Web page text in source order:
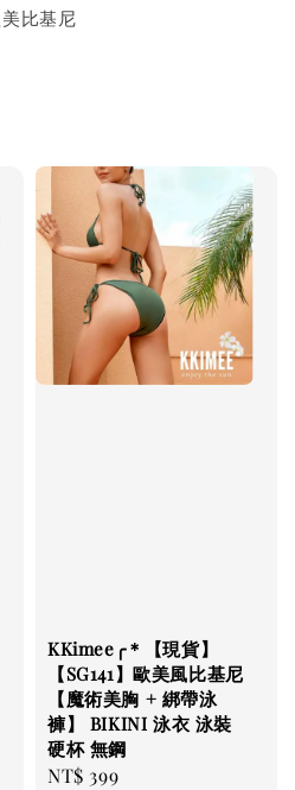
比基尼
KKimee╭＊【現貨】
【SG141】歐美風比基尼
【魔術美胸 + 綁帶泳
褲】 BIKINI 泳衣 泳裝
硬杯 無鋼
Regular
NT$ 399